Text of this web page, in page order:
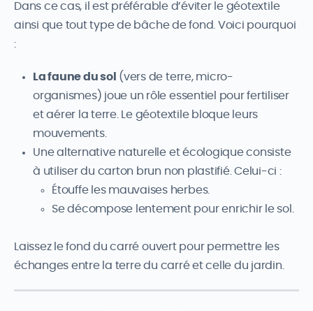
Dans ce cas, il est préférable d’éviter le géotextile
ainsi que tout type de bâche de fond. Voici pourquoi
:
La faune du sol (vers de terre, micro-
organismes) joue un rôle essentiel pour fertiliser
et aérer la terre. Le géotextile bloque leurs
mouvements.
Une alternative naturelle et écologique consiste
à utiliser du carton brun non plastifié. Celui-ci :
Étouffe les mauvaises herbes.
Se décompose lentement pour enrichir le sol.
Laissez le fond du carré ouvert pour permettre les
échanges entre la terre du carré et celle du jardin.